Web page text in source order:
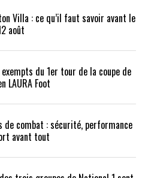
Villa : ce qu’il faut savoir avant le
août
du 1er tour de la coupe de
LAURA Foot
de combat : sécurité, performance
avant tout